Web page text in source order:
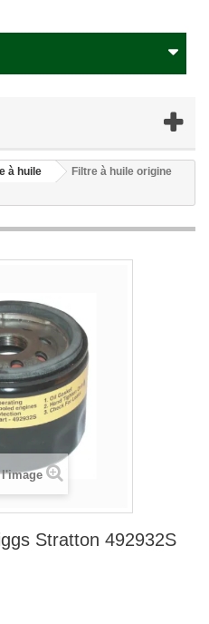
à huile
Filtre à huile origine
Stratton 492932S